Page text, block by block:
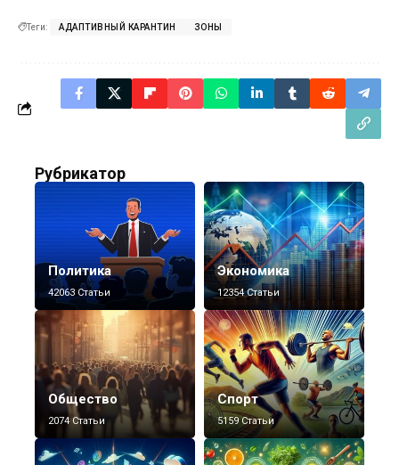
Теги: АДАПТИВНЫЙ КАРАНТИН ЗОНЫ
Рубрикатор
Политика
42063 Статьи
Экономика
12354 Статьи
Общество
2074 Статьи
Спорт
5159 Статьи